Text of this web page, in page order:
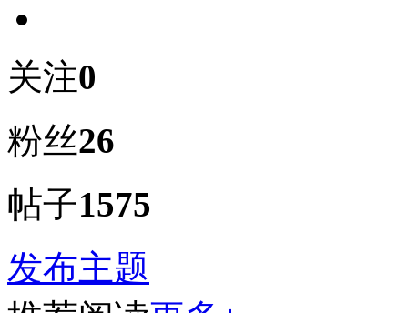
关注0
粉丝26
帖子1575
发布主题